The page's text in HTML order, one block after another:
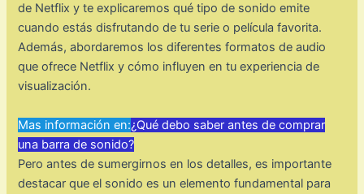
de Netflix y te explicaremos qué tipo de sonido emite
cuando estás disfrutando de tu serie o película favorita.
Además, abordaremos los diferentes formatos de audio
que ofrece Netflix y cómo influyen en tu experiencia de
visualización.
Mas información en:¿Qué debo saber antes de comprar
una barra de sonido?
Pero antes de sumergirnos en los detalles, es importante
destacar que el sonido es un elemento fundamental para